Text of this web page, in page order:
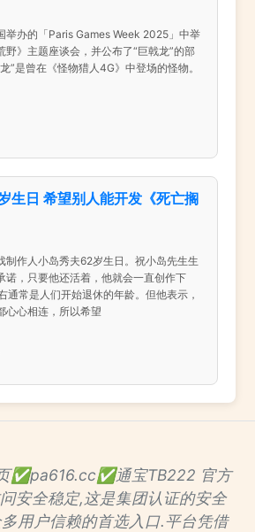
举办的「Paris Games Week 2025」中举
野》主题座谈会，并公布了“巨戟龙”的部
”是曾在《怪物猎人4G》中登场的怪物。
生日 希望别人能开发《死亡搁
制作人小岛秀夫62岁生日。祝小岛先生生
诺，只要他还活着，他就会一直创作下
通常是人们开始退休的年龄。但他表示，
心心相连，所以希望
✅pa616.cc✅通宝TB222 官方
安全稳定,这是集团认证的安全
用户信赖的首选入口.平台凭借